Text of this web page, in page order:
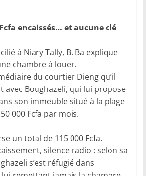
encaissés… et aucune clé
à Niary Tally, B. Ba explique
chambre à louer.
du courtier Dieng qu’il
avec Boughazeli, qui lui propose
son immeuble situé à la plage
000 Fcfa par mois.
un total de 115 000 Fcfa.
silence radio : selon sa
s’est réfugié dans